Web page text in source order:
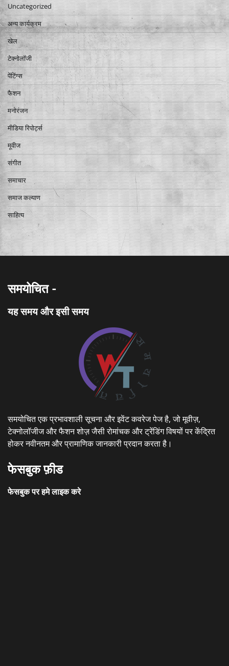
Uncategorized
अन्य कार्यक्रम
खेल
टेक्नोलॉजी
पेंटिंग्स
फैशन
मनोरंजन
मीडिया रिपोर्ट्स
मूवीज
संगीत
समाचार
समाज कल्याण
साहित्य
समयोचित -
यह समय और इसी समय
समयोचित एक प्रभावशाली सूचना और इवेंट कवरेज पेज है, जो मूवीज़,
टेक्नोलॉजीज और फैशन शोज़ जैसी रोमांचक और ट्रेंडिंग विषयों पर केंद्रित
होकर नवीनतम और प्रामाणिक जानकारी प्रदान करता है।
फेसबुक फ़ीड
फेसबुक पर हमे लाइक करे